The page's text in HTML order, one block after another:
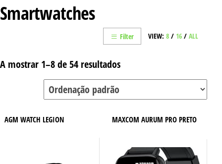
Smartwatches
VIEW: 8 / 16 / ALL
Filter
A mostrar 1–8 de 54 resultados
AGM WATCH LEGION MAXCOM AURUM PRO PRETO